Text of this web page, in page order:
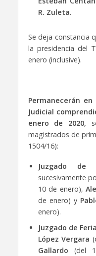
R. Zuleta.
Se deja constancia
la presidencia del
enero (inclusive).
Permanecerán
Judicial
enero de 2020,
magistrados de
1504/16):
Juzgado
sucesivamente
10 de enero),
de enero) y
enero).
Juzgado de
López Vergara
Gallardo (del